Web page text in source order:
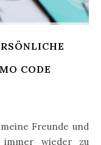
CODE
immer wieder zu